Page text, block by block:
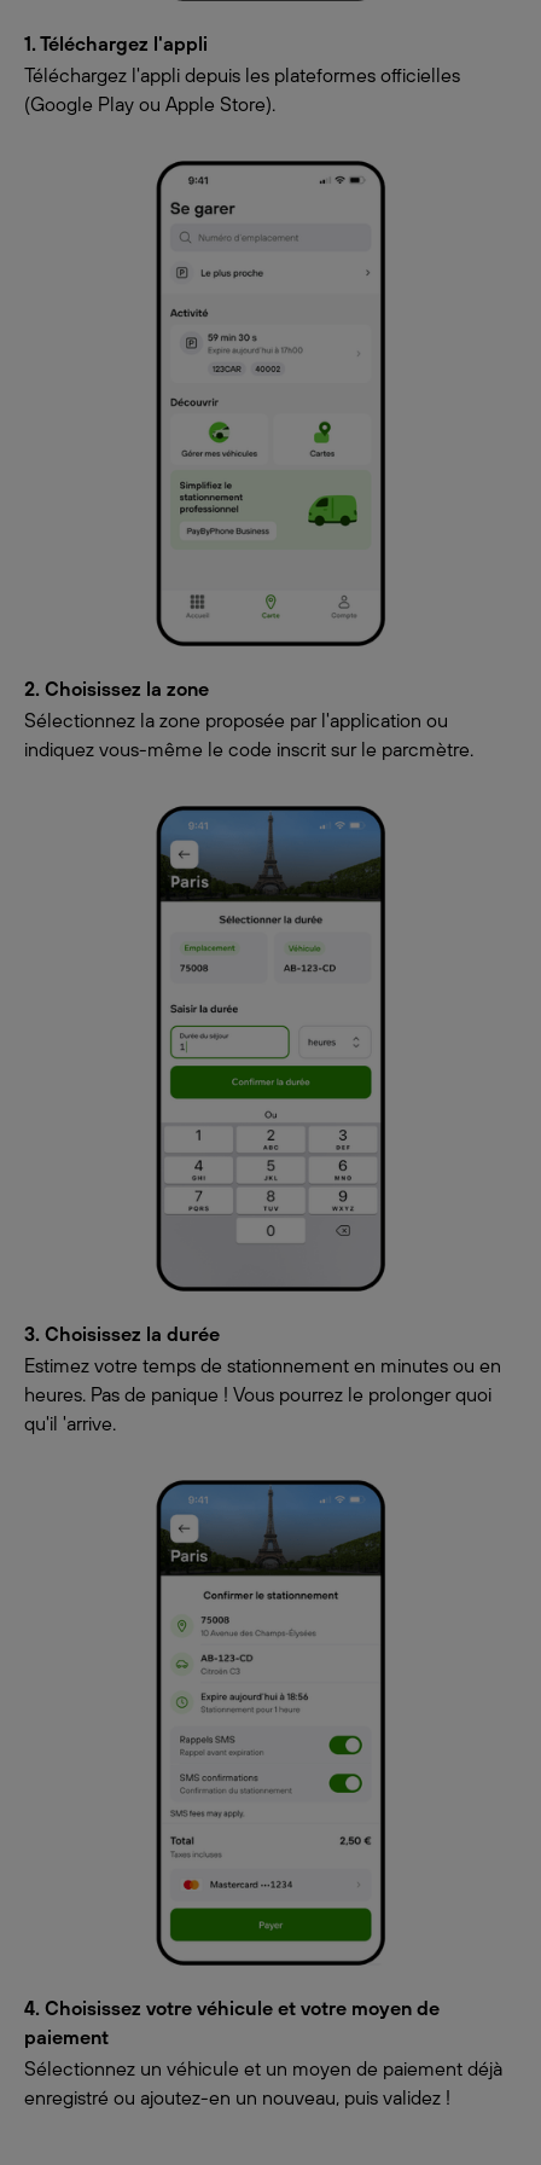
1. Téléchargez l'appli
Téléchargez l'appli depuis les plateformes officielles
(Google Play ou Apple Store).
2. Choisissez la zone
Sélectionnez la zone proposée par l'application ou
indiquez vous-même le code inscrit sur le parcmètre.
3. Choisissez la durée
Estimez votre temps de stationnement en minutes ou en
heures. Pas de panique ! Vous pourrez le prolonger quoi
qu'il 'arrive.
4. Choisissez votre véhicule et votre moyen de
paiement
Sélectionnez un véhicule et un moyen de paiement déjà
enregistré ou ajoutez-en un nouveau, puis validez !